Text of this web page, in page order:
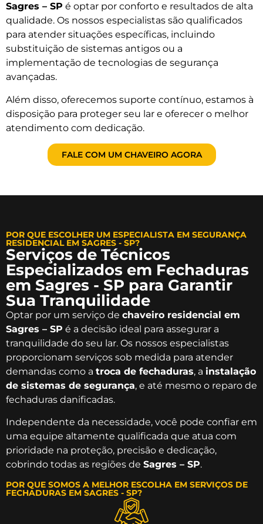
Sagres – SP é optar por conforto e resultados de alta
qualidade. Os nossos especialistas são qualificados
para atender situações específicas, incluindo
substituição de sistemas antigos ou a
implementação de tecnologias de segurança
avançadas.
Além disso, oferecemos suporte contínuo, estamos à
disposição para proteger seu lar e oferecer o melhor
atendimento com dedicação.
FALE COM UM CHAVEIRO AGORA
POR QUE ESCOLHER UM ESPECIALISTA EM SEGURANÇA
RESIDENCIAL EM SAGRES - SP?
Serviços de Técnicos
Especializados em Fechaduras
em Sagres - SP para Garantir
Sua Tranquilidade
Optar por um serviço de chaveiro residencial em
Sagres – SP é a decisão ideal para assegurar a
tranquilidade do seu lar. Os nossos especialistas
proporcionam serviços sob medida para atender
demandas como a troca de fechaduras, a instalação
de sistemas de segurança, e até mesmo o reparo de
fechaduras danificadas.
Independente da necessidade, você pode confiar em
uma equipe altamente qualificada que atua com
prioridade na proteção, precisão e dedicação,
cobrindo todas as regiões de Sagres – SP.
POR QUE SOMOS A MELHOR ESCOLHA EM SERVIÇOS DE
FECHADURAS EM SAGRES - SP?